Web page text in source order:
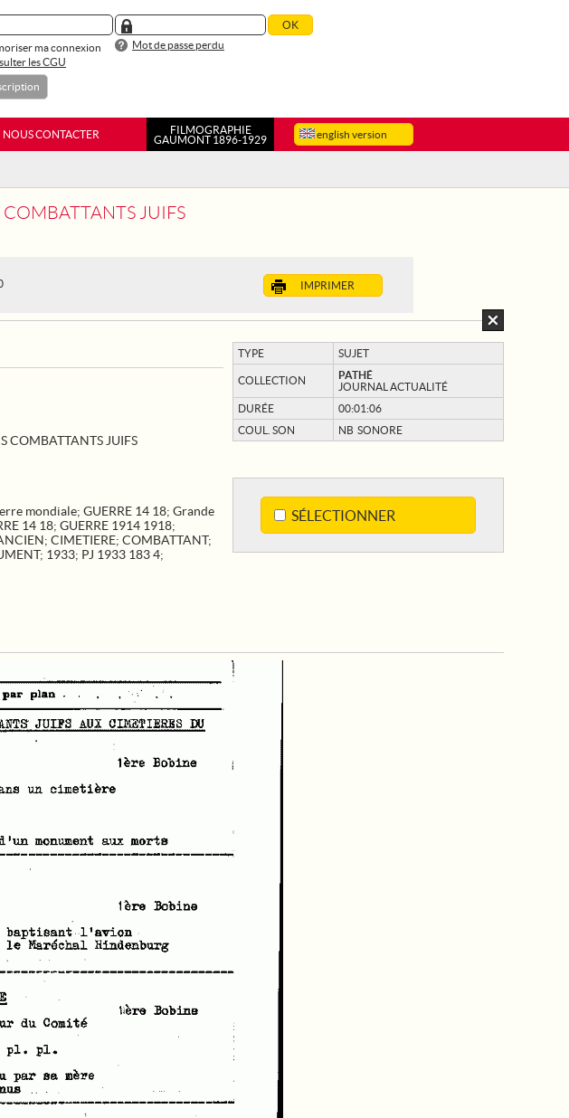
ma connexion
Mot de passe perdu
les CGU
english version
NOUS CONTACTER
FILMOGRAPHIE
GAUMONT 1896-1929
JUIFS
IMPRIMER
TYPE SUJET
COLLECTION
PATHÉ
JOURNAL ACTUALITÉ
DURÉE
00:01:06
COUL. SON
NB SONORE
SÉLECTIONNER
COMBATTANTS JUIFS
mondiale; GUERRE 14 18; Grande
14 18; GUERRE 1914 1918;
; CIMETIERE; COMBATTANT;
; 1933; PJ 1933 183 4;